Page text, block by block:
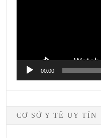
00:00
CƠ SỞ Y TẾ UY TÍN